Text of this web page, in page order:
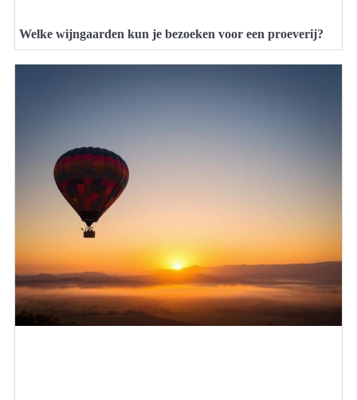
Welke wijngaarden kun je bezoeken voor een proeverij?